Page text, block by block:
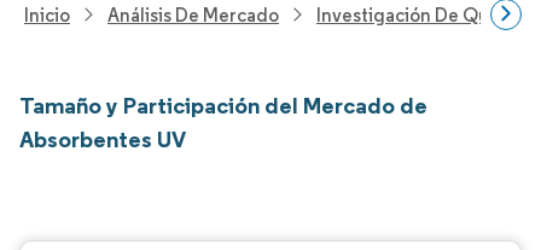
Inicio Análisis De Mercado Investigación De
Tamaño y Participación del Mercado de
Absorbentes UV